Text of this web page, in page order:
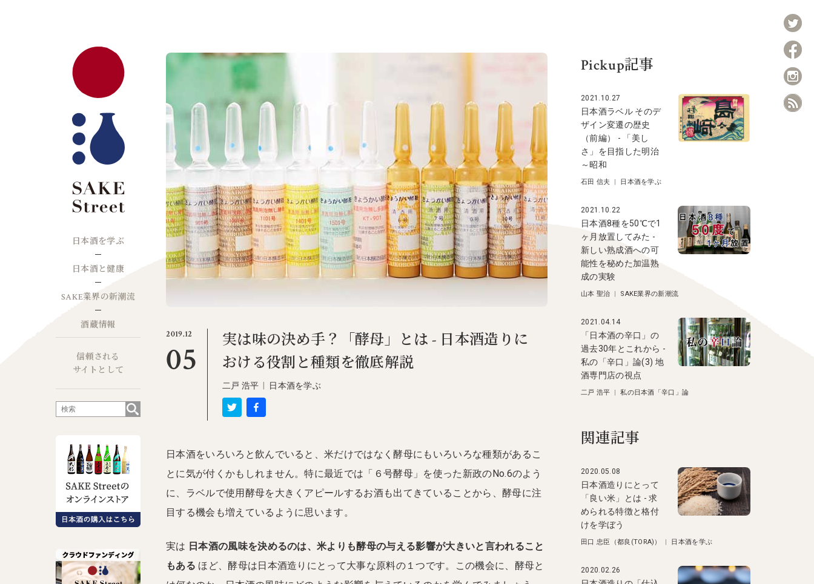
日本酒を学ぶ
日本酒と健康
SAKE業界の新潮流
酒蔵情報
信頼される
サイトとして
2019.12
05
実は味の決め手？「酵母」とは - 日本酒造りに
おける役割と種類を徹底解説
二戸 浩平 日本酒を学ぶ
日本酒をいろいろと飲んでいると、米だけではなく酵母にもいろいろな種類があるこ
とに気が付くかもしれません。特に最近では「６号酵母」を使った新政のNo.6のよう
に、ラベルで使用酵母を大きくアピールするお酒も出てきていることから、酵母に注
目する機会も増えているように思います。
実は 日本酒の風味を決めるのは、米よりも酵母の与える影響が大きいと言われること
もある ほど、酵母は日本酒造りにとって大事な原料の１つです。この機会に、酵母と
Pickup記事
2021.10.27
日本酒ラベル そのデ
ザイン変遷の歴史
（前編） - 「美し
さ」を目指した明治
～昭和
石田 信夫 | 日本酒を学ぶ
2021.10.22
日本酒8種を50℃で1
ヶ月放置してみた -
新しい熟成酒への可
能性を秘めた加温熟
成の実験
山本 聖治 | SAKE業界の新潮流
2021.04.14
「日本酒の辛口」の
過去30年とこれから -
私の「辛口」論(3) 地
酒専門店の視点
二戸 浩平 |私の日本酒「辛口」論
関連記事
2020.05.08
日本酒造りにとって
「良い米」とは - 求
められる特徴と格付
けを学ぼう
田口 忠臣（都良(TORA)） | 日本酒を学ぶ
2020.02.26